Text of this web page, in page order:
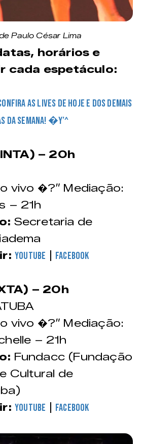
Paulo César Lima
horários e
cada espetáculo:
AS LIVES DE HOJE E DOS DEMAIS
DA SEMANA! �Y’^
– 20h
vivo �?” Mediação:
– 21h
Secretaria de
YouTube Facebook
– 20h
vivo �?” Mediação:
– 21h
Fundacc (Fundação
Cultural de
YouTube Facebook